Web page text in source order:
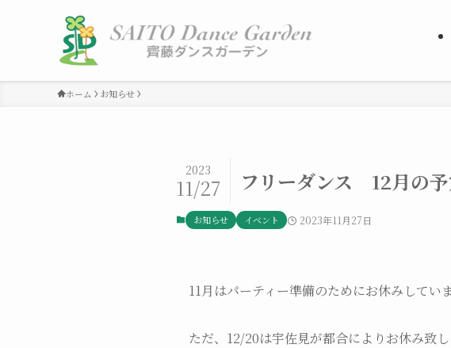
ホーム お知らせ
フリーダンス 12月の
2023
11/27
お知らせ イベント 2023年11月27日
11月はパーティー準備のためにお休みして
ただ、12/20は宇佐見が都合によりお休み致